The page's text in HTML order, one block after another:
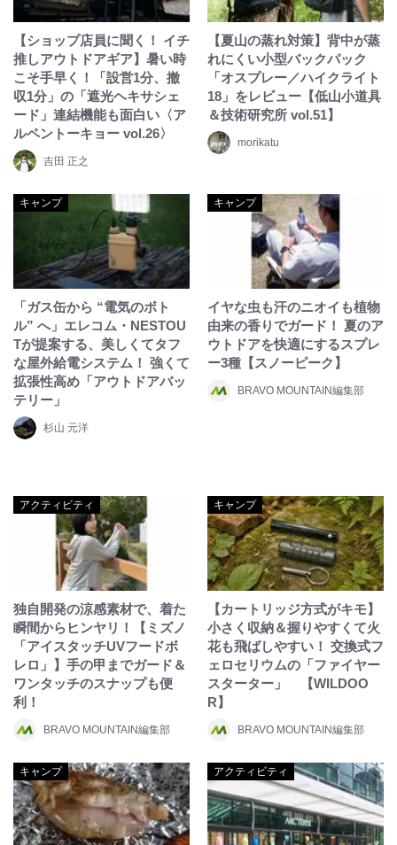
【ショップ店員に聞く！ イチ
推しアウトドアギア】暑い時
こそ手早く！「設営1分、撤
収1分」の「遮光ヘキサシェ
ード」連結機能も面白い〈ア
ルペントーキョー vol.26〉
吉田 正之
【夏山の蒸れ対策】背中が蒸
れにくい小型バックパック
「オスプレー／ハイクライト
18」をレビュー【低山小道具
＆技術研究所 vol.51】
morikatu
キャンプ
「ガス缶から “電気のボト
ル” へ」エレコム・NESTOU
Tが提案する、美しくてタフ
な屋外給電システム！ 強くて
拡張性高め「アウトドアバッ
テリー」
杉山 元洋
キャンプ
イヤな虫も汗のニオイも植物
由来の香りでガード！ 夏のア
ウトドアを快適にするスプレ
ー3種【スノーピーク】
BRAVO MOUNTAIN編集部
アクティビティ
独自開発の涼感素材で、着た
瞬間からヒンヤリ！【ミズノ
「アイスタッチUVフードボ
レロ」】手の甲までガード＆
ワンタッチのスナップも便
利！
BRAVO MOUNTAIN編集部
キャンプ
【カートリッジ方式がキモ】
小さく収納＆握りやすくて火
花も飛ばしやすい！ 交換式フ
ェロセリウムの「ファイヤー
スターター」 【WILDOO
R】
BRAVO MOUNTAIN編集部
キャンプ アクティビティ